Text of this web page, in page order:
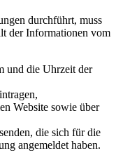
durchführt, muss
der Informationen vom
und die Uhrzeit der
Website sowie über
die sich für die
angemeldet haben.